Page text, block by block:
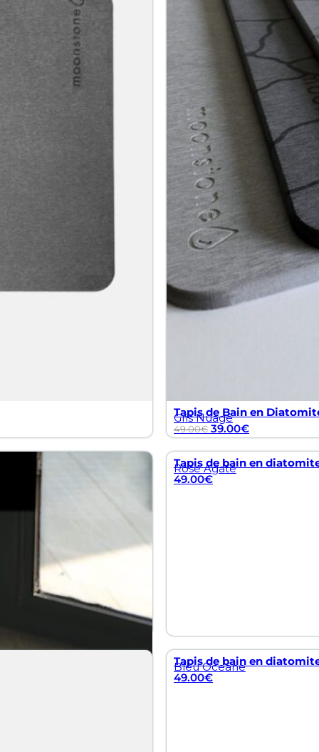
Tapis de Bain en
Gris Nuage
49.00€ 39.00€
Tapis de bain en
Rose Agate
49.00€
Tapis de bain en
Bleu Oceane
49.00€